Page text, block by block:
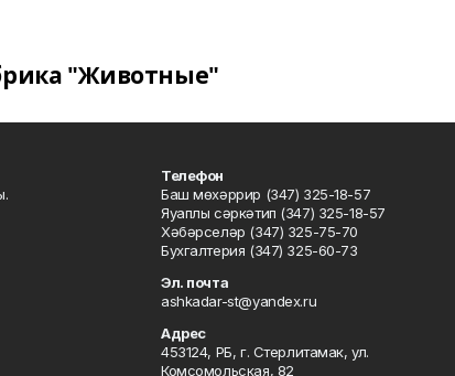
"Животные"
Телефон
Баш мөхәррир (347) 325-18-57
Яуаплы сәркәтип (347) 325-18-57
Хәбәрселәр (347) 325-75-70
Бухгалтерия (347) 325-60-73
Эл. почта
ashkadar-st@yandex.ru
Адрес
453124, РБ, г. Стерлитамак, ул.
Комсомольская, 82